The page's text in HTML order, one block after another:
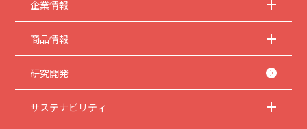
トラブル、ならびにその他の損害についても、当社は責任を負うものではありませ
本サイトのサービスの中止、変更など
本サイトのサービスは予告なく中止、または内容や条件を変更する場合がありま
す。あらかじめご了承ください。
取扱説明書は、商品をご購入いただいたお客様のための資料です。本サイトに公開
企業情報
商品情報
研究開発
サステナビリティ